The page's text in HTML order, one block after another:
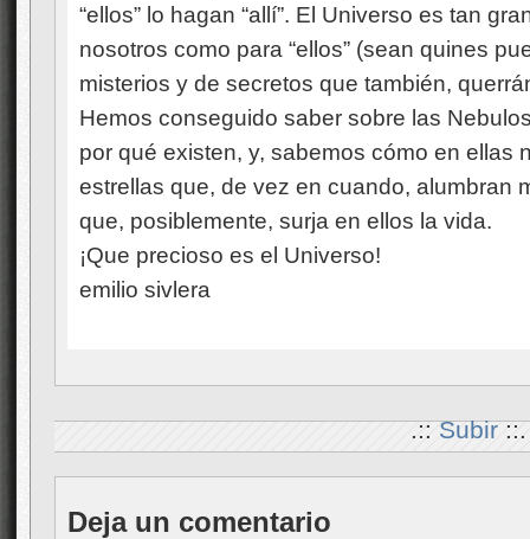
“ellos” lo hagan “allí”. El Universo es tan
nosotros como para “ellos” (sean quines
misterios y de secretos que también,
Hemos conseguido saber sobre las
por qué existen, y, sabemos cómo en ellas
estrellas que, de vez en cuando, alumbran
que, posiblemente, surja en ellos la vida.
¡Que precioso es el Universo!
emilio sivlera
.::Subir::.
Deja un comentario